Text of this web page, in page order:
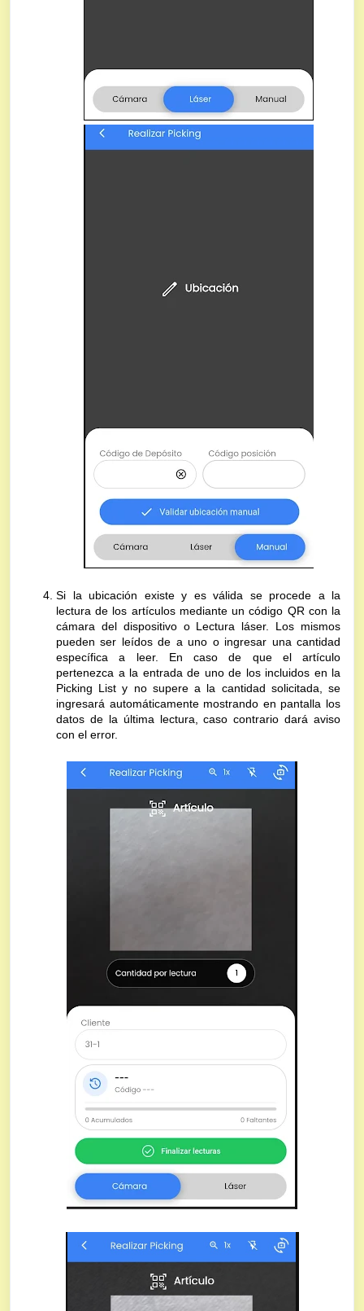
Si la ubicación existe y es válida se procede a la
lectura de los artículos mediante un código QR con la
cámara del dispositivo o Lectura láser. Los mismos
pueden ser leídos de a uno o ingresar una cantidad
específica a leer. En caso de que el artículo
pertenezca a la entrada de uno de los incluidos en la
Picking List y no supere a la cantidad solicitada, se
ingresará automáticamente mostrando en pantalla los
datos de la última lectura, caso contrario dará aviso
con el error.